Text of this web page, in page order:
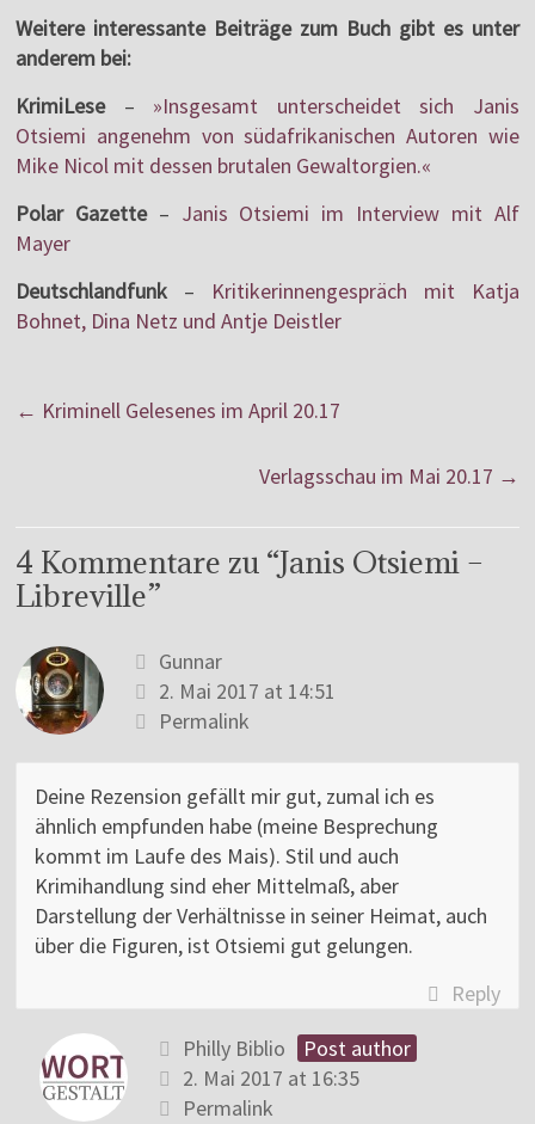
Weitere interessante Beiträge zum Buch gibt es unter
anderem bei:
KrimiLese– »Insgesamt unterscheidet sich Janis
Otsiemi angenehm von südafrikanischen Autoren wie
Mike Nicol mit dessen brutalen Gewaltorgien.«
Polar Gazette– Janis Otsiemi im Interview mit Alf
Mayer
Deutschlandfunk – Kritikerinnengespräch mit Katja
Bohnet, Dina Netz und Antje Deistler
← Kriminell Gelesenes im April 20.17
Verlagsschau im Mai 20.17 →
4 Kommentare zu “Janis Otsiemi –
Libreville”
Gunnar
2. Mai 2017 at 14:51
Permalink
Deine Rezension gefällt mir gut, zumal ich es
ähnlich empfunden habe (meine Besprechung
kommt im Laufe des Mais). Stil und auch
Krimihandlung sind eher Mittelmaß, aber
Darstellung der Verhältnisse in seiner Heimat, auch
über die Figuren, ist Otsiemi gut gelungen.
Reply
Philly Biblio
Post author
2. Mai 2017 at 16:35
Permalink